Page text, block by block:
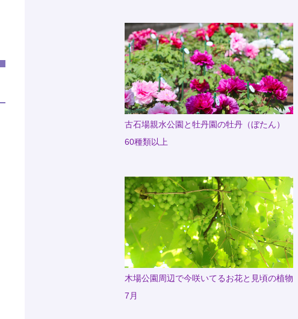
古石場親水公園と牡丹園の牡丹（ぼたん）
60種類以上
木場公園周辺で今咲いてるお花と見頃の植物
7月